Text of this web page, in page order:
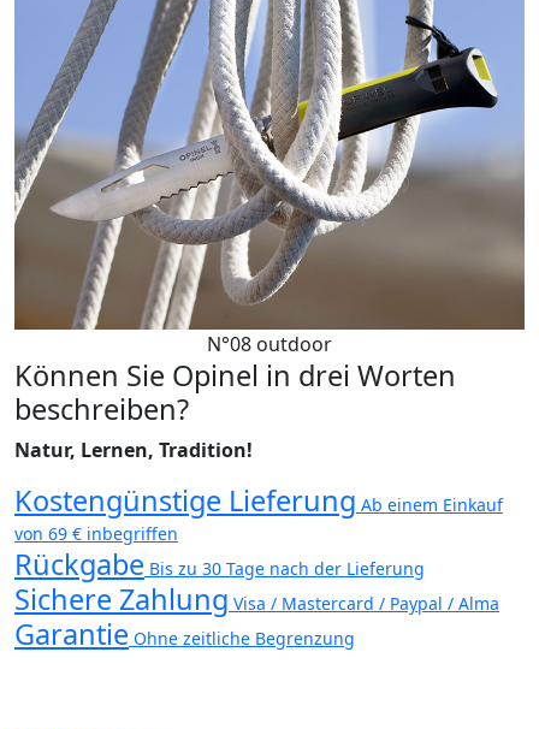
N°08 outdoor
Können Sie Opinel in drei Worten
beschreiben?
Natur, Lernen, Tradition!
Kostengünstige Lieferung Ab einem Einkauf
von 69 € inbegriffen
Rückgabe Bis zu 30 Tage nach der Lieferung
Sichere Zahlung Visa / Mastercard / Paypal / Alma
Garantie Ohne zeitliche Begrenzung